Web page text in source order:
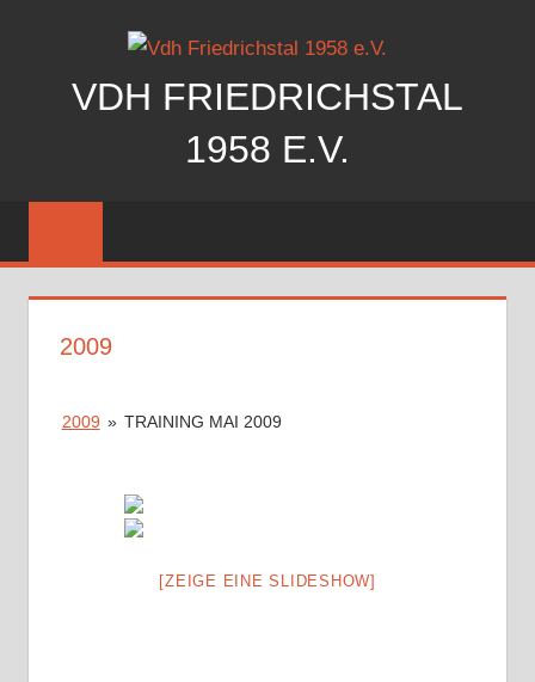
springenVDH FRIEDRICHSTAL
1958 E.V.
stellt2009
2009 » TRAINING MAI 2009
[ZEIGE EINE SLIDESHOW]